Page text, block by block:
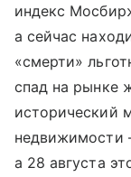
индекс
а сейчас
«смерти»
спад на рынке
исторический
недвижимости
а 28 августа